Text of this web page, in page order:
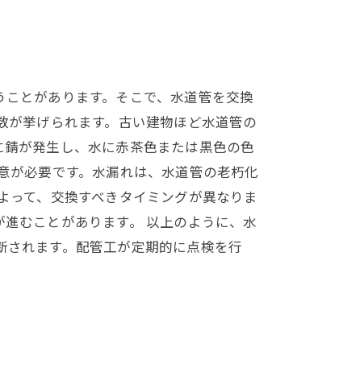
とがあります。そこで、水道管を交換
挙げられます。古い建物ほど水道管の
が発生し、水に赤茶色または黒色の色
必要です。水漏れは、水道管の老朽化
て、交換すべきタイミングが異なりま
むことがあります。 以上のように、水
れます。配管工が定期的に点検を行